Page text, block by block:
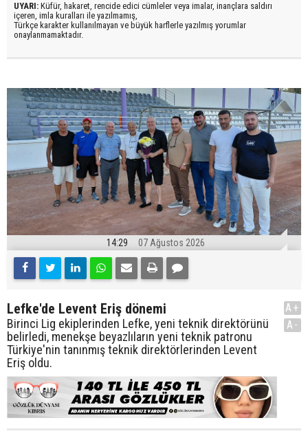
UYARI: Küfür, hakaret, rencide edici cümleler veya imalar, inançlara saldırı
içeren, imla kuralları ile yazılmamış,
Türkçe karakter kullanılmayan ve büyük harflerle yazılmış yorumlar
onaylanmamaktadır.
14:29 07 Ağustos 2026
Lefke'de Levent Eriş dönemi
Birinci Lig ekiplerinden Lefke, yeni teknik direktörünü
belirledi, menekşe beyazlıların yeni teknik patronu
Türkiye'nin tanınmış teknik direktörlerinden Levent
Eriş oldu.
A+
A-